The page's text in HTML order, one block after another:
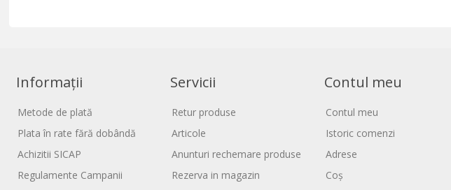
Informații
Metode de plată
Plata în rate fără dobândă
Achizitii SICAP
Regulamente Campanii
Servicii
Retur produse
Articole
Anunturi rechemare produse
Rezerva in magazin
Contul meu
Contul meu
Istoric comenzi
Adrese
Coș